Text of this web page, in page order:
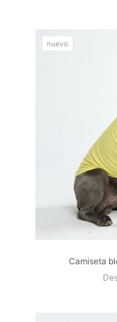
nuevo
Camiseta